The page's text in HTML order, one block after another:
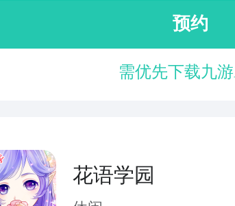
预约
需优先下载九游
花语学园